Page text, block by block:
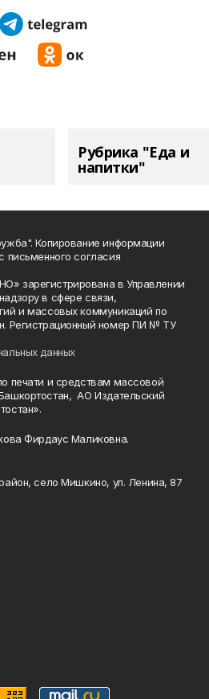
Рубрика "Еда и
напитки"
Копирование информации
письменного согласия
зарегистрирована в Управлении
в сфере связи,
и массовых коммуникаций по
Регистрационный номер ПИ № ТУ
данных
печати и средствам массовой
АО Издательский
Фирдаус Маликовна.
село Мишкино, ул. Ленина, 87